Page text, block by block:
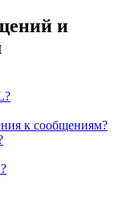
и
к сообщениям?